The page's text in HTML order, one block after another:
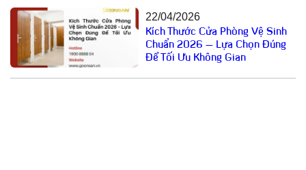
22/04/2026
Kích Thước Cửa Phòng Vệ Sinh
Chuẩn 2026 – Lựa Chọn Đúng
Để Tối Ưu Không Gian